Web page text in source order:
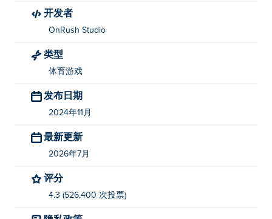
使用 WASD、箭头键或操纵杆移动。
Sprint League 由 OnRush Studio 开发。在 上玩他们的其
world，Shipo.io
Burger Bounty，MagicLand.io
我如何免费玩 Sprint League？
我可以在移动设备和桌面上玩 Sprint League
开发者
OnRush Studio
类型
体育游戏
发布日期
2024年11月
最新更新
2026年7月
评分
4.3 (526,400 次投票)